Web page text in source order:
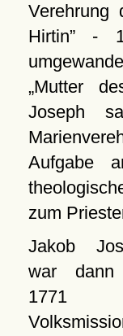
Verehrung
Hirtin -
Mutter
Joseph
Aufgabe
zum
Jakob
war
1771